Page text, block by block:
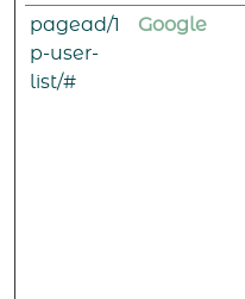
pagead/1
p-user-
list/#
Google